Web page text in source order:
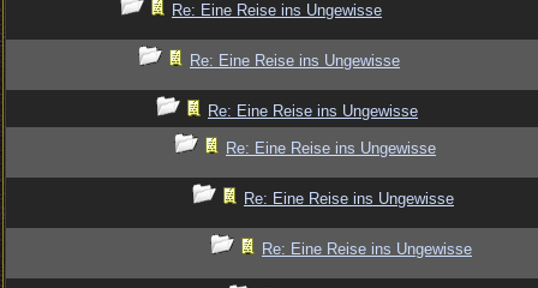
Re: Eine Reise ins Ungewisse
Re: Eine Reise ins Ungewisse
Re: Eine Reise ins Ungewisse
Re: Eine Reise ins Ungewisse
Re: Eine Reise ins Ungewisse
Re: Eine Reise ins Ungewisse